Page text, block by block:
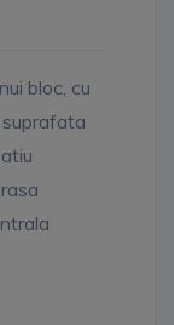
bloc, cu